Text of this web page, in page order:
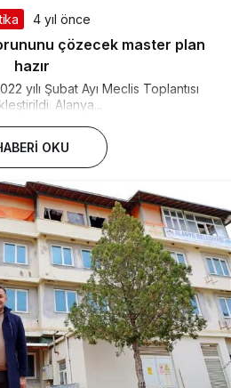
4 yıl önce
çözecek master plan
hazır
yılı Şubat Ayı Meclis Toplantısı
Alanya...
OKU